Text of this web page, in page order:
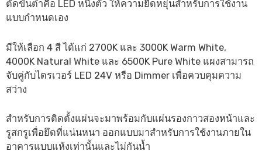
ตัดขั้นต่ำคือ LED หนึ่งตัว ให้ความยืดหยุ่นสำหรับการใช้งาน
แบบกำหนดเอง
มีให้เลือก 4 สี ได้แก่ 2700K และ 3000K Warm White,
4000K Natural White และ 6500K Pure White แผงสามารถ
จับคู่กับไดรเวอร์ LED 24V หรือ Dimmer เพื่อควบคุมความ
สว่าง
สำหรับการติดตั้งแผ่นจะมาพร้อมกับแผ่นรองกาวสองหน้าและ
รูสกรูเพื่อยึดที่แน่นหนา ออกแบบมาสำหรับการใช้งานภายใน
อาคารแบบแห้งเท่านั้นและไม่กันน้ำ